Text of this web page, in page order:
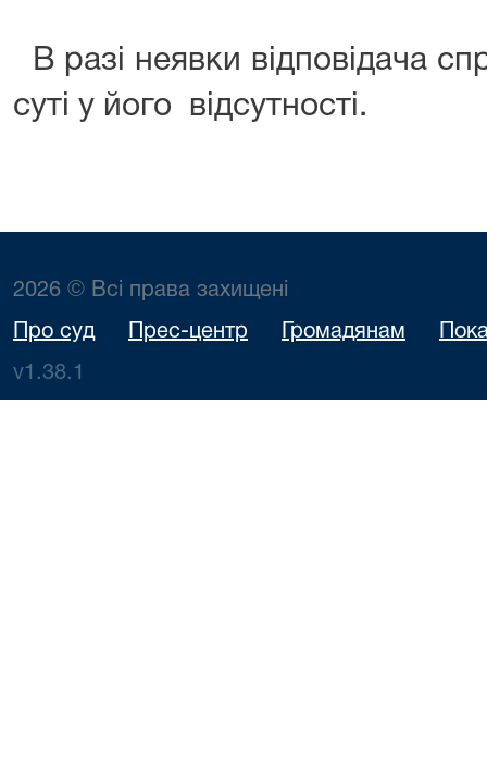
В разі неявки відповідача
суті у його відсутності.
2026 © Всі права захищені
Про суд Прес-центр Громадянам
v1.38.1